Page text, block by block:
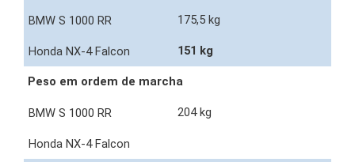
175,5 kg
151 kg
Peso em ordem de marcha
204 kg